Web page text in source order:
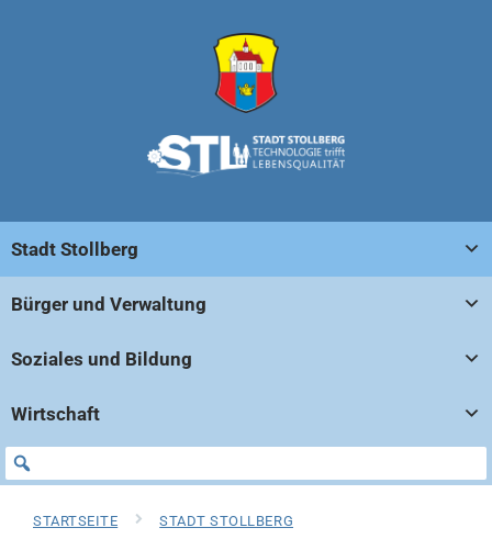
Stadt Stollberg
Bürger und Verwaltung
Soziales und Bildung
Wirtschaft
STARTSEITE
STADT STOLLBERG